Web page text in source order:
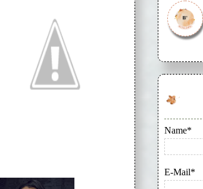
Name*
E-Mail*